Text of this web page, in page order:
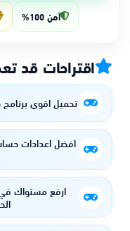
آمن 100%
اقتراحات قد
تحميل اقوي برنامج
ارفع مستواك في